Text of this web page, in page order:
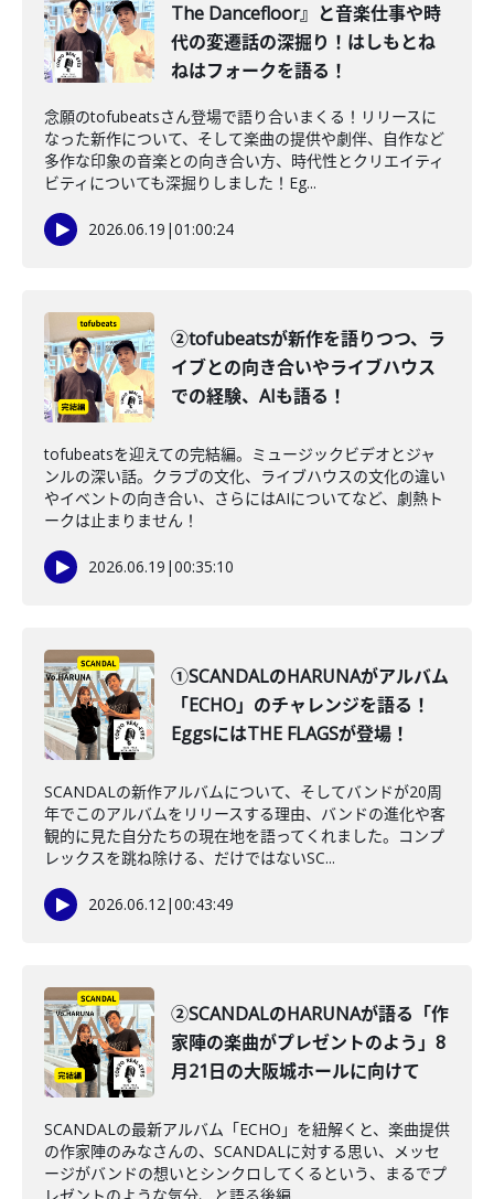
The Dancefloor』と音楽仕事や時
代の変遷話の深掘り！はしもとね
ねはフォークを語る！
念願のtofubeatsさん登場で語り合いまくる！リリースに
なった新作について、そして楽曲の提供や劇伴、自作など
多作な印象の音楽との向き合い方、時代性とクリエイティ
ビティについても深掘りしました！Eg...
2026.06.19 |01:00:24
②tofubeatsが新作を語りつつ、ラ
イブとの向き合いやライブハウス
での経験、AIも語る！
tofubeatsを迎えての完結編。ミュージックビデオとジャ
ンルの深い話。クラブの文化、ライブハウスの文化の違い
やイベントの向き合い、さらにはAIについてなど、劇熱ト
ークは止まりません！
2026.06.19 |00:35:10
①SCANDALのHARUNAがアルバム
「ECHO」のチャレンジを語る！
EggsにはTHE FLAGSが登場！
SCANDALの新作アルバムについて、そしてバンドが20周
年でこのアルバムをリリースする理由、バンドの進化や客
観的に見た自分たちの現在地を語ってくれました。コンプ
レックスを跳ね除ける、だけではないSC...
2026.06.12|00:43:49
②SCANDALのHARUNAが語る「作
家陣の楽曲がプレゼントのよう」8
月21日の大阪城ホールに向けて
SCANDALの最新アルバム「ECHO」を紐解くと、楽曲提供
の作家陣のみなさんの、SCANDALに対する思い、メッセ
ージがバンドの想いとシンクロしてくるという、まるでプ